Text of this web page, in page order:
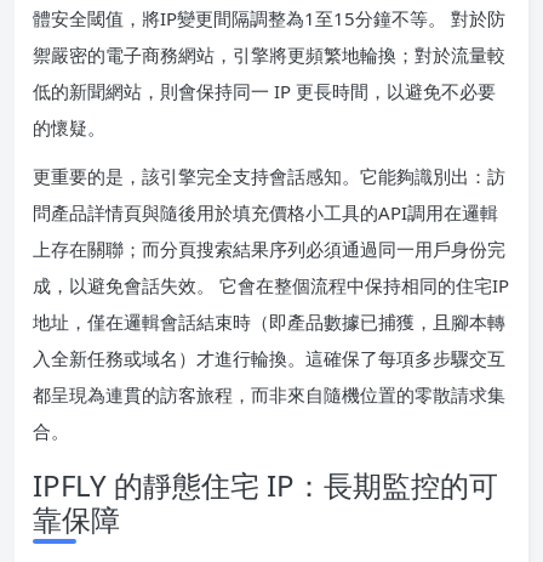
體安全閾值，將IP變更間隔調整為1至15分鐘不等。 對於防
禦嚴密的電子商務網站，引擎將更頻繁地輪換；對於流量較
低的新聞網站，則會保持同一 IP 更長時間，以避免不必要
的懷疑。
更重要的是，該引擎完全支持會話感知。它能夠識別出：訪
問產品詳情頁與隨後用於填充價格小工具的API調用在邏輯
上存在關聯；而分頁搜索結果序列必須通過同一用戶身份完
成，以避免會話失效。 它會在整個流程中保持相同的住宅IP
地址，僅在邏輯會話結束時（即產品數據已捕獲，且腳本轉
入全新任務或域名）才進行輪換。這確保了每項多步驟交互
都呈現為連貫的訪客旅程，而非來自隨機位置的零散請求集
合。
IPFLY 的靜態住宅 IP：長期監控的可
靠保障